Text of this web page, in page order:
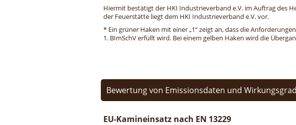
Hiermit bestätigt der HKI Industrieverband e.V. im Auftrag des
der Feuerstätte liegt dem HKI Industrieverband e.V. vor.
* Ein grüner Haken mit einer „1“ zeigt an, dass die
1. BImSchV erfüllt wird. Bei einem gelben Haken wird die
Bewertung von Emissionsdaten und
EU-Kamineinsatz nach EN 13229